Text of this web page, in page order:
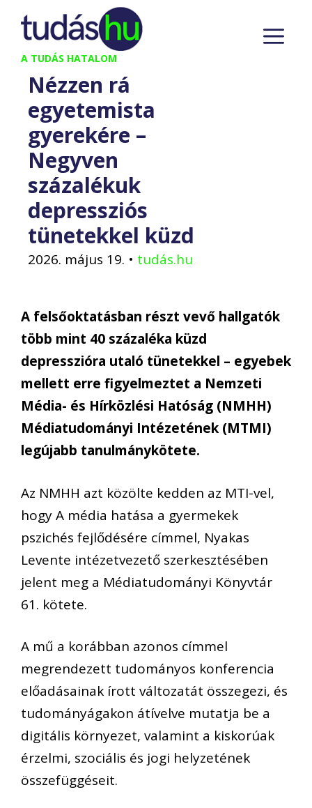
Kilépés
tartalomba
A TUDÁS HATALOM
Nézzen rá
egyetemista
gyerekére –
Negyven
százalékuk
depressziós
tünetekkel küzd
2026. május 19. • tudás.hu
A felsőoktatásban részt vevő hallgatók
több mint 40 százaléka küzd
depresszióra utaló tünetekkel – egyebek
mellett erre figyelmeztet a Nemzeti
Média- és Hírközlési Hatóság (NMHH)
Médiatudományi Intézetének (MTMI)
legújabb tanulmánykötete.
Az NMHH azt közölte kedden az MTI-vel,
hogy A média hatása a gyermekek
pszichés fejlődésére címmel, Nyakas
Levente intézetvezető szerkesztésében
jelent meg a Médiatudományi Könyvtár
61. kötete.
A mű a korábban azonos címmel
megrendezett tudományos konferencia
előadásainak írott változatát összegezi, és
tudományágakon átívelve mutatja be a
digitális környezet, valamint a kiskorúak
érzelmi, szociális és jogi helyzetének
összefüggéseit.